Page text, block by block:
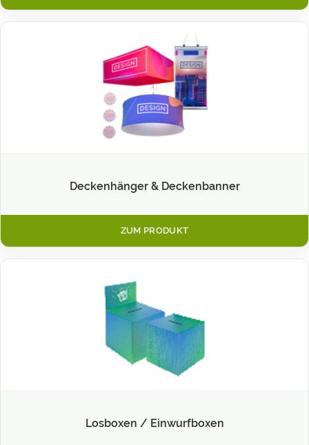
Deckenhänger & Deckenbanner
ZUM PRODUKT
Losboxen / Einwurfboxen